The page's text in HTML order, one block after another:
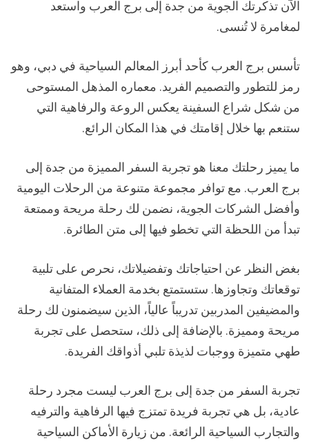
الآن تذكرتك الجوية من جدة إلى برج العرب واستعد
لمغامرة لا تُنسى.
تأسس برج العرب كأحد أبرز المعالم السياحية في دبي، وهو
رمز للتطور والتصميم الفريد. معماره المذهل المستوحى
من شكل شراع السفينة يعكس الروعة والرفاهية التي
ستنعم بها خلال إقامتك في هذا المكان الرائع.
ما يميز رحلتك معنا هو تجربة السفر المميزة من جدة إلى
برج العرب. مع توافر مجموعة متنوعة من الرحلات اليومية
وأفضل الشركات الجوية، نضمن لك رحلة مريحة وممتعة
تبدأ من اللحظة التي تخطو فيها إلى متن الطائرة.
بغض النظر عن احتياجاتك وتفضيلاتك، نحرص على تلبية
توقعاتك وتجاوزها. ستستمتع بخدمة العملاء المتفانية
والمضيفين المدربين تدريباً عالياً، الذين سيضمنون لك رحلة
مريحة ومميزة. بالإضافة إلى ذلك، ستحصل على تجربة
طهي متميزة ووجبات لذيذة تلبي أذواقك الفريدة.
تجربة السفر من جدة إلى برج العرب ليست مجرد رحلة
عادية، بل هي تجربة فريدة تمتزج فيها الرفاهية والترفيه
والتجارب السياحية الرائعة. من زيارة الأماكن السياحية